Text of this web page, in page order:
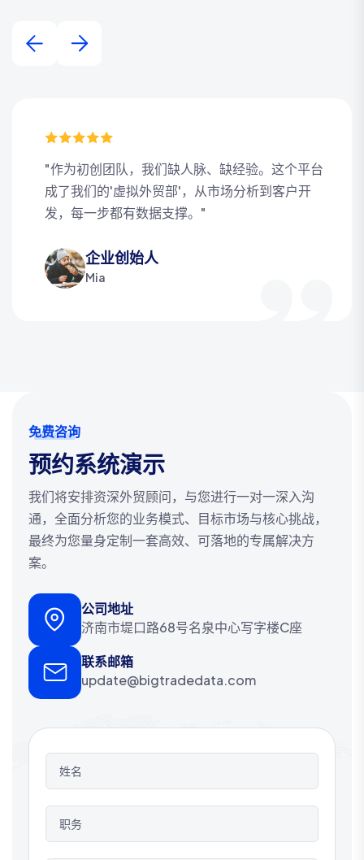
"作为初创团队，我们缺人脉、缺经验。这个平台
成了我们的'虚拟外贸部'，从市场分析到客户开
发，每一步都有数据支撑。"
企业创始人
Mia
免费咨询
预约系统演示
我们将安排资深外贸顾问，与您进行一对一深入沟
通，全面分析您的业务模式、目标市场与核心挑战，
最终为您量身定制一套高效、可落地的专属解决方
案。
公司地址
济南市堤口路68号名泉中心写字楼C座
联系邮箱
update@bigtradedata.com